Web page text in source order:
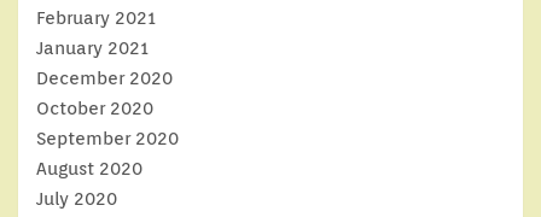
February 2021
January 2021
December 2020
October 2020
September 2020
August 2020
July 2020